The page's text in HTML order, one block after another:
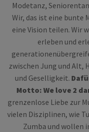
Modetanz,
Wir, das ist eine bunte
eine Vision teilen. Wir
erleben und
zwischen Jung und Alt,
und Geselligkeit.
Motto: We love 2
grenzenlose Liebe zur
vielen Disziplinen, wie
Zumba und wollen